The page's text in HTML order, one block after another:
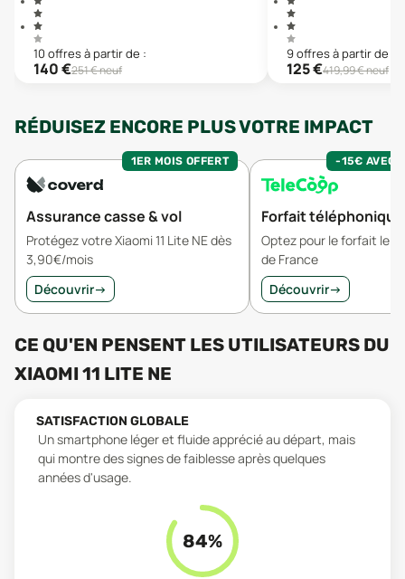
10 offresà partir de :
140€251€ neuf
9offresà partir de :
125€419,99€ neuf
RÉDUISEZ ENCORE PLUS VOTRE IMPACT
1ER MOIS OFFERT
Assurance casse & vol
Protégez votre Xiaomi 11 Lite NE dès
3,90€/mois
Découvrir→
-15€ AVEC
Forfait téléphonique
Optez pour le forfait le
de France
Découvrir→
CE QU'EN PENSENT LES UTILISATEURS DU
XIAOMI 11 LITE NE
SATISFACTION GLOBALE
Un smartphone léger et fluide apprécié au départ, mais
qui montre des signes de faiblesse après quelques
années d'usage.
84%